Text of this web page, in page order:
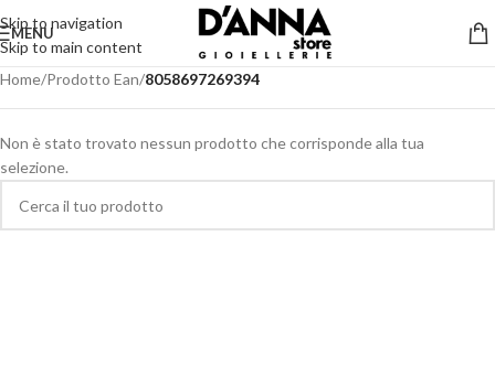
Skip to navigation
Skip to main content
MENU
Home/Prodotto Ean/8058697269394
Non è stato trovato nessun prodotto che corrisponde alla tua
selezione.